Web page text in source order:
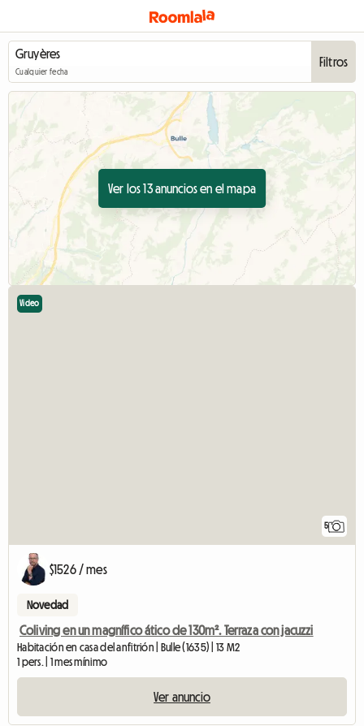
Cualquier fecha
Filtros
Ver los 13 anuncios en el mapa
5
Video
$1526 / mes
Novedad
Coliving en un magnífico ático de 130m². Terraza con jacuzzi
Habitación en casa del anfitrión | Bulle (1635) | 13 M2
1 pers. | 1 mes mínimo
Ver anuncio